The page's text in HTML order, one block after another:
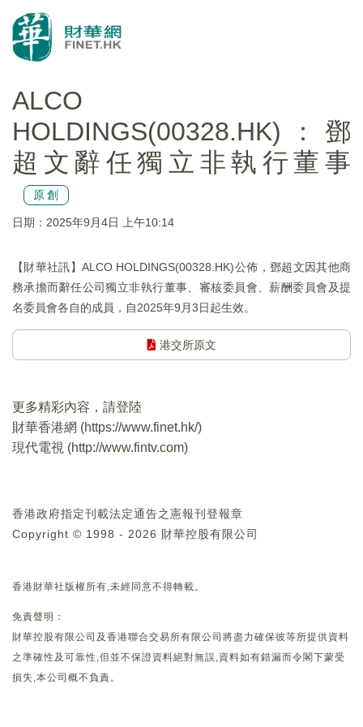
ALCO
HOLDINGS(00328.HK)：鄧
超文辭任獨立非執行董事
原創
日期：2025年9月4日 上午10:14
【財華社訊】ALCO HOLDINGS(00328.HK)公佈，鄧超文因其他商
務承擔而辭任公司獨立非執行董事、審核委員會、薪酬委員會及提
名委員會各自的成員，自2025年9月3日起生效。
港交所原文
更多精彩內容，請登陸
財華香港網 (https://www.finet.hk/)
現代電視 (http://www.fintv.com)
香港政府指定刊載法定通告之憲報刊登報章
Copyright © 1998 - 2026 財華控股有限公司
香港財華社版權所有,未經同意不得轉載。
免責聲明：
財華控股有限公司及香港聯合交易所有限公司將盡力確保彼等所提供資料
之準確性及可靠性,但並不保證資料絕對無誤,資料如有錯漏而令閣下蒙受
損失,本公司概不負責。